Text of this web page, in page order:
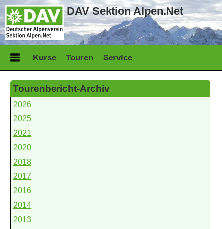
DAV Sektion Alpen.Net
Kurse Touren Service
Tourenbericht-Archiv
2026
2025
2021
2020
2018
2017
2016
2014
2013